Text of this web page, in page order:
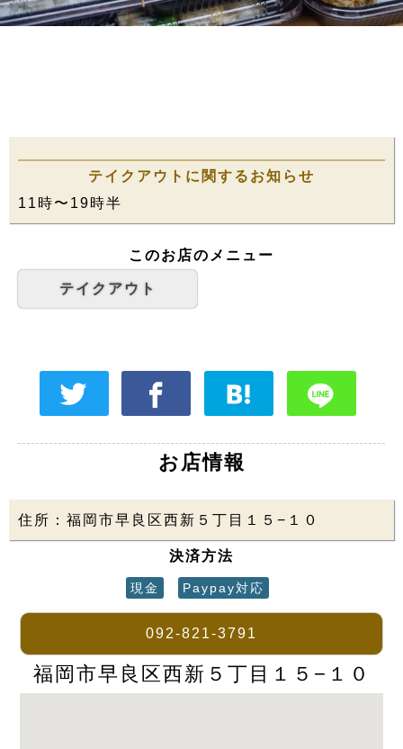
テイクアウトに関するお知らせ
11時〜19時半
このお店のメニュー
テイクアウト
お店情報
住所：福岡市早良区西新５丁目１５−１０
決済方法
現金 Paypay対応
092-821-3791
福岡市早良区西新５丁目１５−１０